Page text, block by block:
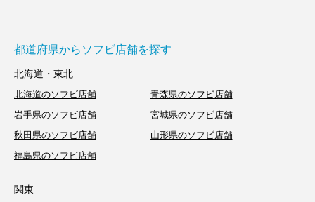
都道府県からソフビ店舗を探す
北海道・東北
北海道のソフビ店舗
青森県のソフビ店舗
岩手県のソフビ店舗
宮城県のソフビ店舗
秋田県のソフビ店舗
山形県のソフビ店舗
福島県のソフビ店舗
関東